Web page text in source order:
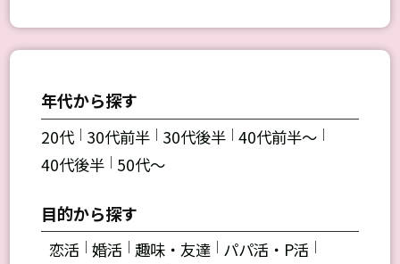
年代から探す
20代 ｜ 30代前半 ｜ 30代後半 ｜40代前半～ ｜
40代後半 ｜ 50代～
目的から探す
恋活 ｜婚活 ｜趣味・友達 ｜ パパ活・P活 ｜